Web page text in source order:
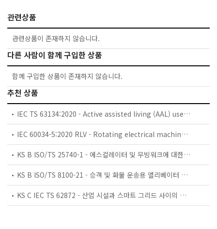
관련상품
관련상품이 존재하지 않습니다.
다른 사람이 함께 구입한 상품
함께 구입한 상품이 존재하지 않습니다.
추천 상품
IEC TS 63134:2020 - Active assisted living (AAL) use cases
IEC 60034-5:2020 RLV - Rotating electrical machines - Part 5: Degrees of protection provided by the integral design of rotating electrical machines (IP code) - Classification
KS B ISO/TS 25740-1 - 에스컬레이터 및 무빙워크에 대한 안전요건 — 제1부: 세계공통 필수 안전요건(GESRs)
KS B ISO/TS 8100-21 - 승객 및 화물 운송용 엘리베이터 —제21부: 세계공통 필수안전요건(GESRs)을 충족하는 세계공통 안전 파라미터(GSPs)
KS C IEC TS 62872 - 산업 시설과 스마트 그리드 사이의 산업 공정 측정, 제어 및 자동화 시스템 인터페이스